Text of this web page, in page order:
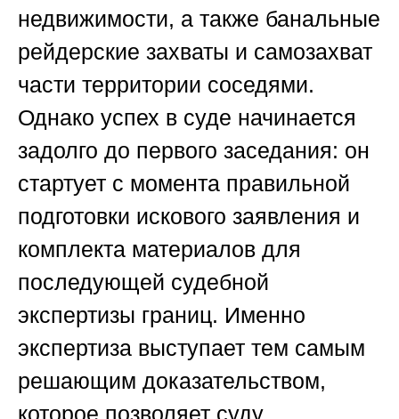
недвижимости, а также банальные
рейдерские захваты и самозахват
части территории соседями.
Однако успех в суде начинается
задолго до первого заседания: он
стартует с момента правильной
подготовки искового заявления и
комплекта материалов для
последующей судебной
экспертизы границ. Именно
экспертиза выступает тем самым
решающим доказательством,
которое позволяет суду